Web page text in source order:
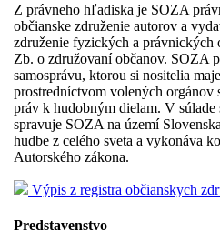
Z právneho hľadiska je SOZA
občianske združenie autorov a
združenie fyzických a právnických
Zb. o združovaní občanov. SOZA
samosprávu, ktorou si nositelia
prostredníctvom volených
práv k hudobným dielam. V
spravuje SOZA na území
hudbe z celého sveta a vykonáva
Autorského zákona.
Výpis z registra občianskych
Predstavenstvo